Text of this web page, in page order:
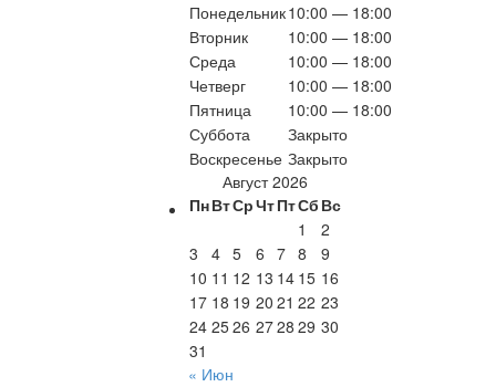
Понедельник10:00 — 18:00
Вторник
10:00 — 18:00
Среда
10:00 — 18:00
Четверг
10:00 — 18:00
Пятница
10:00 — 18:00
Суббота
Закрыто
Воскресенье Закрыто
Август 2026
ПнВтСрЧтПтСб Вс
1
2
3
4 5 6 7 8
9
10 11 12 13 14 15 16
17 18 19 20 21 22 23
24 2526 2728 29 30
31
« Июн